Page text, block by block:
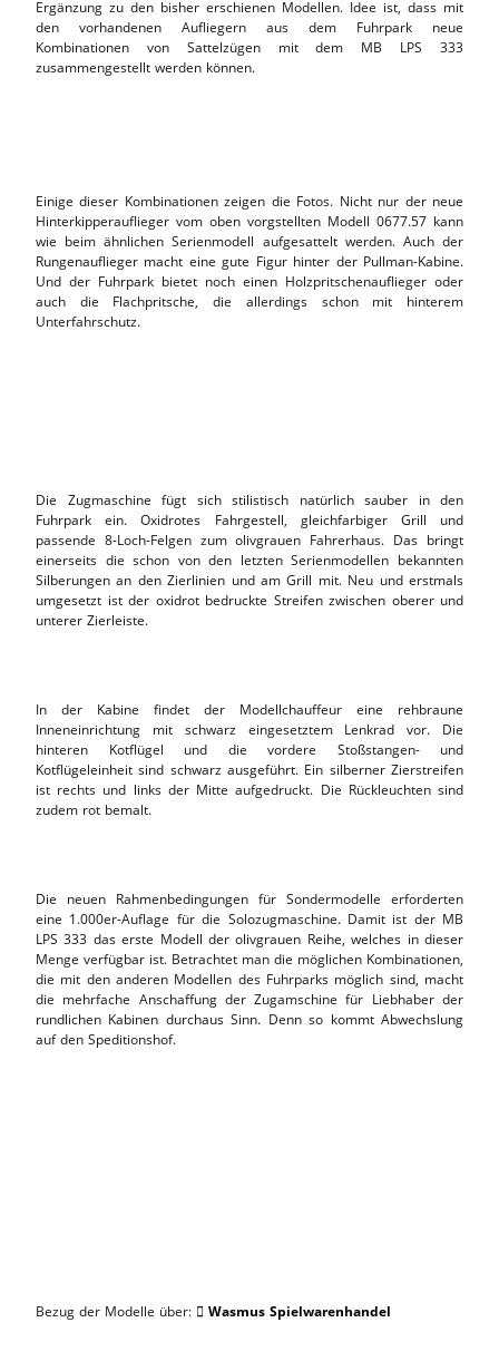
Ergänzung zu den bisher erschienen Modellen. Idee ist, dass mit
den vorhandenen Aufliegern aus dem Fuhrpark neue
Kombinationen von Sattelzügen mit dem MB LPS 333
zusammengestellt werden können.
Einige dieser Kombinationen zeigen die Fotos. Nicht nur der neue
Hinterkipperauflieger vom oben vorgstellten Modell 0677.57 kann
wie beim ähnlichen Serienmodell aufgesattelt werden. Auch der
Rungenauflieger macht eine gute Figur hinter der Pullman-Kabine.
Und der Fuhrpark bietet noch einen Holzpritschenauflieger oder
auch die Flachpritsche, die allerdings schon mit hinterem
Unterfahrschutz.
Die Zugmaschine fügt sich stilistisch natürlich sauber in den
Fuhrpark ein. Oxidrotes Fahrgestell, gleichfarbiger Grill und
passende 8-Loch-Felgen zum olivgrauen Fahrerhaus. Das bringt
einerseits die schon von den letzten Serienmodellen bekannten
Silberungen an den Zierlinien und am Grill mit. Neu und erstmals
umgesetzt ist der oxidrot bedruckte Streifen zwischen oberer und
unterer Zierleiste.
In der Kabine findet der Modellchauffeur eine rehbraune
Inneneinrichtung mit schwarz eingesetztem Lenkrad vor. Die
hinteren Kotflügel und die vordere Stoßstangen- und
Kotflügeleinheit sind schwarz ausgeführt. Ein silberner Zierstreifen
ist rechts und links der Mitte aufgedruckt. Die Rückleuchten sind
zudem rot bemalt.
Die neuen Rahmenbedingungen für Sondermodelle erforderten
eine 1.000er-Auflage für die Solozugmaschine. Damit ist der MB
LPS 333 das erste Modell der olivgrauen Reihe, welches in dieser
Menge verfügbar ist. Betrachtet man die möglichen Kombinationen,
die mit den anderen Modellen des Fuhrparks möglich sind, macht
die mehrfache Anschaffung der Zugamschine für Liebhaber der
rundlichen Kabinen durchaus Sinn. Denn so kommt Abwechslung
auf den Speditionshof.
Bezug der Modelle über:  Wasmus Spielwarenhandel